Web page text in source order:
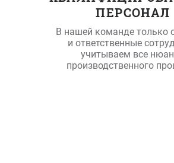
ПЕРСОНАЛ
В нашей команде только
и ответственные
учитываем все
производственного